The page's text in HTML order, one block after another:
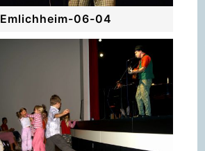
Emlichheim-06-04